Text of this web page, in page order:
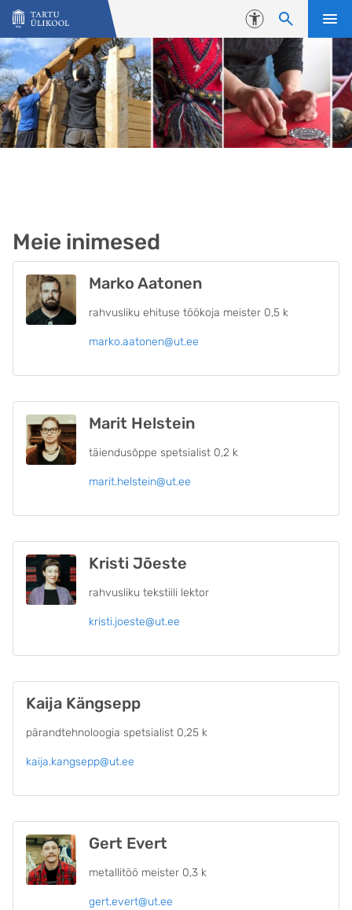
Liigu edasi põhisisu juurde
Juurdepääsetavus
Meie inimesed
Marko Aatonen
rahvusliku ehituse töökoja meister 0,5 k
marko.aatonen@ut.ee
Marit Helstein
täiendusõppe spetsialist 0,2 k
marit.helstein@ut.ee
Kristi Jõeste
rahvusliku tekstiili lektor
kristi.joeste@ut.ee
Kaija Kängsepp
pärandtehnoloogia spetsialist 0,25 k
kaija.kangsepp@ut.ee
Gert Evert
metallitöö meister 0,3 k
gert.evert@ut.ee